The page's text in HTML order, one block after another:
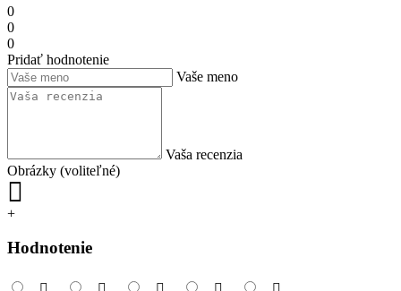
0
0
0
Pridať hodnotenie
Vaše meno
Vaša recenzia
Obrázky (voliteľné)
+
Hodnotenie